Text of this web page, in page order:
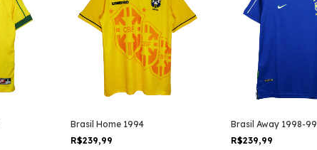
Brasil Home 1994
R$239,99
Brasil Away 1998-99
R$239,99